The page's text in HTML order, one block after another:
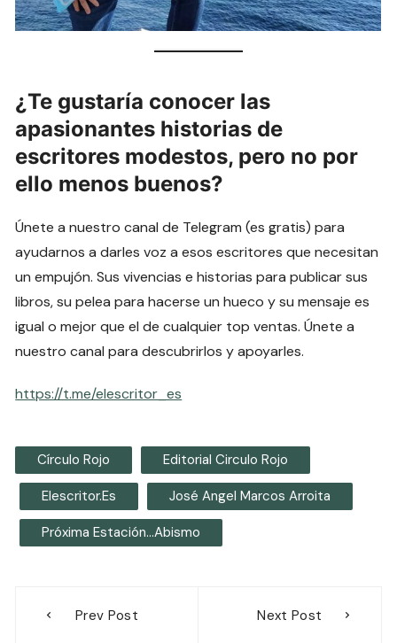
¿Te gustaría conocer las
apasionantes historias de
escritores modestos, pero no por
ello menos buenos?
Únete a nuestro canal de Telegram (es gratis) para
ayudarnos a darles voz a esos escritores que necesitan
un empujón. Sus vivencias e historias para publicar sus
libros, su pelea para hacerse un hueco y su mensaje es
igual o mejor que el de cualquier top ventas. Únete a
nuestro canal para descubrirlos y apoyarles.
https://t.me/elescritor_es
Círculo Rojo Editorial Circulo Rojo
Elescritor.es José Angel Marcos Arroita
Próxima Estación...abismo
Prev Post Next Post